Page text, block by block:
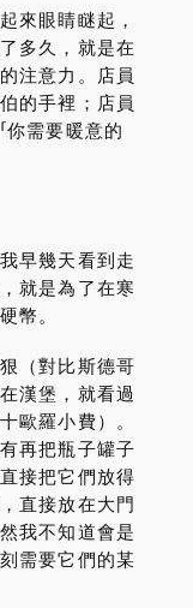
來眼睛瞇起，
多久，就是在
注意力。店員
的手裡；店員
你需要暖意的
早幾天看到走
就是為了在寒
幣。
（對比斯德哥
漢堡，就看過
歐羅小費）。
再把瓶子罐子
接把它們放得
直接放在大門
我不知道會是
需要它們的某